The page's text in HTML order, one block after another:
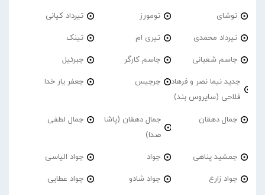
توشای تومورز تیرداد کیانی
تیرداد محمدی تیری ام تینک
جاسم شعبانی جاسم کارگر جبرئیل
جدید نیما نصر و فرهاد
فلاحی (سایروس بند)
جرجیس جعفر یار خدا
جمال دهقان
جمال دهقان (پاشا
صدا)
جمال لطفی
جمشید پناهی جواد جواد الیاسی
جواد زارع جواد شادو جواد عطایی